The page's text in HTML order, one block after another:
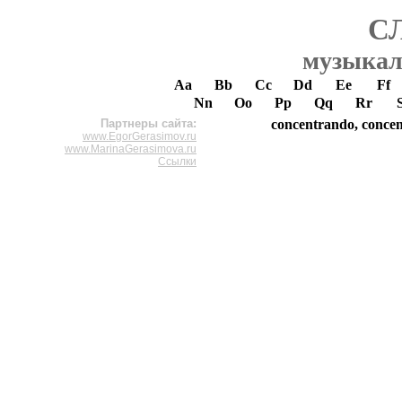
Aa Bb Cc Dd Ee
Ff
Nn
Oo Pp Qq Rr
Партнеры сайта:
www.EgorGerasimov.ru
www.MarinaGerasimova.ru
Ссылки
concentrando,